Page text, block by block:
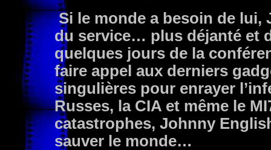
Si le monde a besoin de lui,
du service… plus déjanté et
quelques jours de la
faire appel aux derniers
singulières pour enrayer
Russes, la CIA et même le
catastrophes, Johnny
sauver le monde…